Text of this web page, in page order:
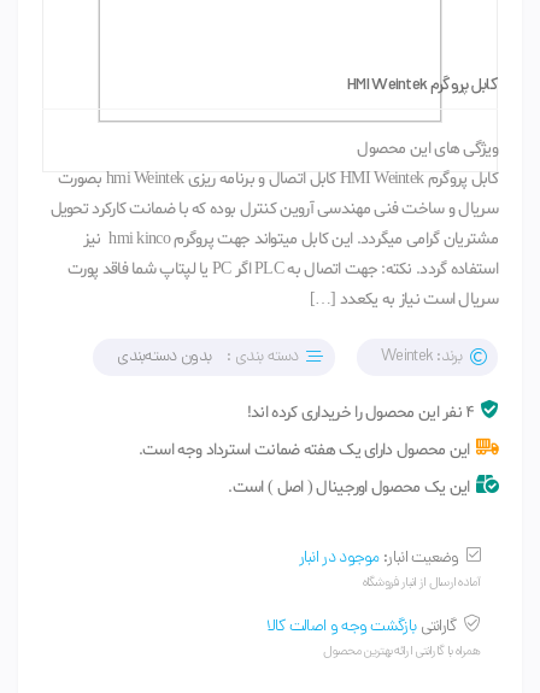
کابل پروگرم HMI Weintek
ویژگی های این محصول
کابل پروگرم HMI Weintek کابل اتصال و برنامه ریزی hmi Weintek بصورت
سریال و ساخت فنی مهندسی آروین کنترل بوده که با ضمانت کارکرد تحویل
مشتریان گرامی میگردد. این کابل میتواند جهت پروگرم hmi kinco نیز
استفاده گردد. نکته: جهت اتصال به PLC اگر PC یا لپتاپ شما فاقد پورت
سریال است نیاز به یکعدد […]
برند: Weintek دسته بندی : بدون دسته‌بندی
4 نفر این محصول را خریداری کرده اند!
این محصول دارای یک هفته ضمانت استرداد وجه است.
این یک محصول اورجینال ( اصل ) است.
وضعیت انبار:موجود در انبار
آماده ارسال از انبار فروشگاه
گارانتیبازگشت وجه و اصالت کالا
همراه با گارانتی ارائه بهترین محصول